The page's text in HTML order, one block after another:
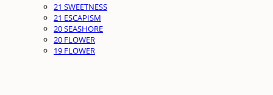
21 SWEETNESS
21 ESCAPISM
20 SEASHORE
20 FLOWER
19 FLOWER